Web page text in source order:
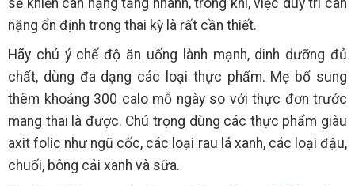
sẽ khiến cân nặng tăng nhanh, trong khi, việc duy trì cân
nặng ổn định trong thai kỳ là rất cần thiết.
Hãy chú ý chế độ ăn uống lành mạnh, dinh dưỡng đủ
chất, dùng đa dạng các loại thực phẩm. Mẹ bổ sung
thêm khoảng 300 calo mỗ ngày so với thực đơn trước
mang thai là được. Chú trọng dùng các thực phẩm giàu
axit folic như ngũ cốc, các loại rau lá xanh, các loại đậu,
chuối, bông cải xanh và sữa.